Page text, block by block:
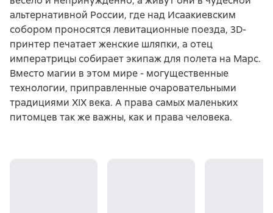
альтернативной России, где над Исаакиевским
собором проносятся левитационные поезда, 3D-
принтер печатает женские шляпки, а отец
императрицы собирает экипаж для полета на Марс.
Вместо магии в этом мире - могущественные
технологии, приправленные очаровательными
традициями XIX века. А права самых маленьких
питомцев так же важны, как и права человека.